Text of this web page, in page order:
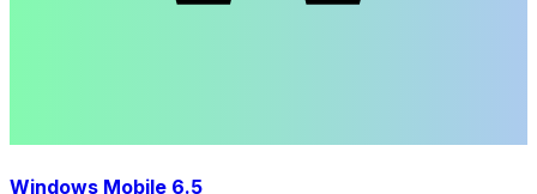
Windows Mobile 6.5